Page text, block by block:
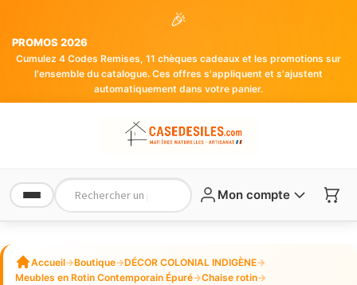
🎉
PROMOS 2026
Cumulez 4 Codes Remises, 11 chèques cadeaux et les promotions sur
l'ensemble du catalogue. Ces offres s'appliquent et s'ajustent
automatiquement dans votre panier.
Mon compte
Accueil→Boutique→DÉCOR COLONIAL INDIGÈNE→
Meubles en Rotin Contemporain Épuré→Chaise rotin→